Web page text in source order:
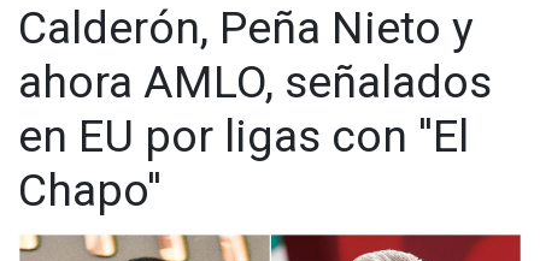
Calderón, Peña Nieto y
ahora AMLO, señalados
en EU por ligas con ''El
Chapo''